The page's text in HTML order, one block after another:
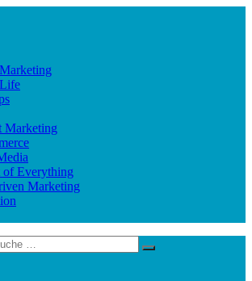
Marketing
of Everything
Marketing